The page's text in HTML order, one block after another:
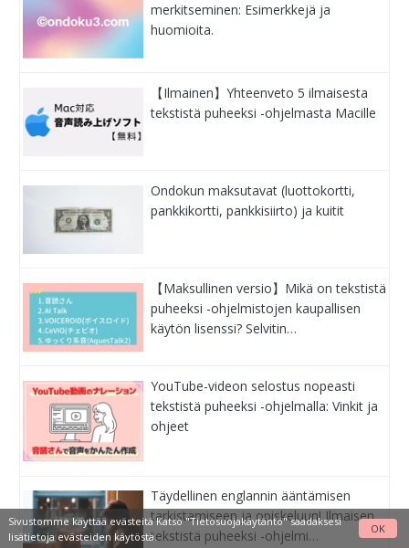
merkitseminen: Esimerkkejä ja
huomioita.
【Ilmainen】Yhteenveto 5 ilmaisesta
tekstistä puheeksi -ohjelmasta Macille
Ondokun maksutavat (luottokortti,
pankkikortti, pankkisiirto) ja kuitit
【Maksullinen versio】Mikä on tekstistä
puheeksi -ohjelmistojen kaupallisen
käytön lisenssi? Selvitin…
YouTube-videon selostus nopeasti
tekstistä puheeksi -ohjelmalla: Vinkit ja
ohjeet
Täydellinen englannin ääntämisen
tarkistamiseen ja opiskeluun! Ilmaisen
tekstistä puheeksi -ohjelmi…
Sivustomme käyttää evästeitä Katso"Tietosuojakäytäntö"saadaksesi
lisätietoja evästeiden käytöstä.
OK